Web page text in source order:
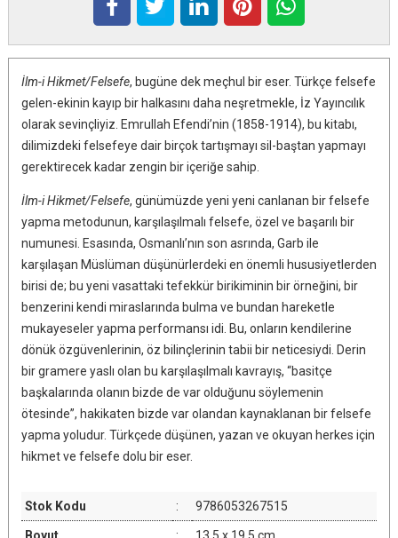
İlm-i Hikmet/Felsefe, bugüne dek meçhul bir eser. Türkçe felsefe
gelen-ekinin kayıp bir halkasını daha neşretmekle, İz Yayıncılık
olarak sevinçliyiz. Emrullah Efendi’nin (1858-1914), bu kitabı,
dilimizdeki felsefeye dair birçok tartışmayı sil-baştan yapmayı
gerektirecek kadar zengin bir içeriğe sahip.
İlm-i Hikmet/Felsefe, günümüzde yeni yeni canlanan bir felsefe
yapma metodunun, karşılaşılmalı felsefe, özel ve başarılı bir
numunesi. Esasında, Osmanlı’nın son asrında, Garb ile
karşılaşan Müslüman düşünürlerdeki en önemli hususiyetlerden
birisi de; bu yeni vasattaki tefekkür birikiminin bir örneğini, bir
benzerini kendi miraslarında bulma ve bundan hareketle
mukayeseler yapma performansı idi. Bu, onların kendilerine
dönük özgüvenlerinin, öz bilinçlerinin tabii bir neticesiydi. Derin
bir gramere yaslı olan bu karşılaşılmalı kavrayış, “basitçe
başkalarında olanın bizde de var olduğunu söylemenin
ötesinde”, hakikaten bizde var olandan kaynaklanan bir felsefe
yapma yoludur. Türkçede düşünen, yazan ve okuyan herkes için
hikmet ve felsefe dolu bir eser.
Stok Kodu : 9786053267515
Boyut : 13,5 x 19,5 cm